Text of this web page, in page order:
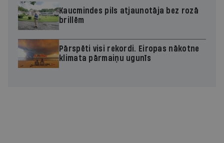
Kaucmindes pils atjaunotāja bez rozā
brillēm
Pārspēti visi rekordi. Eiropas nākotne
klimata pārmaiņu ugunīs